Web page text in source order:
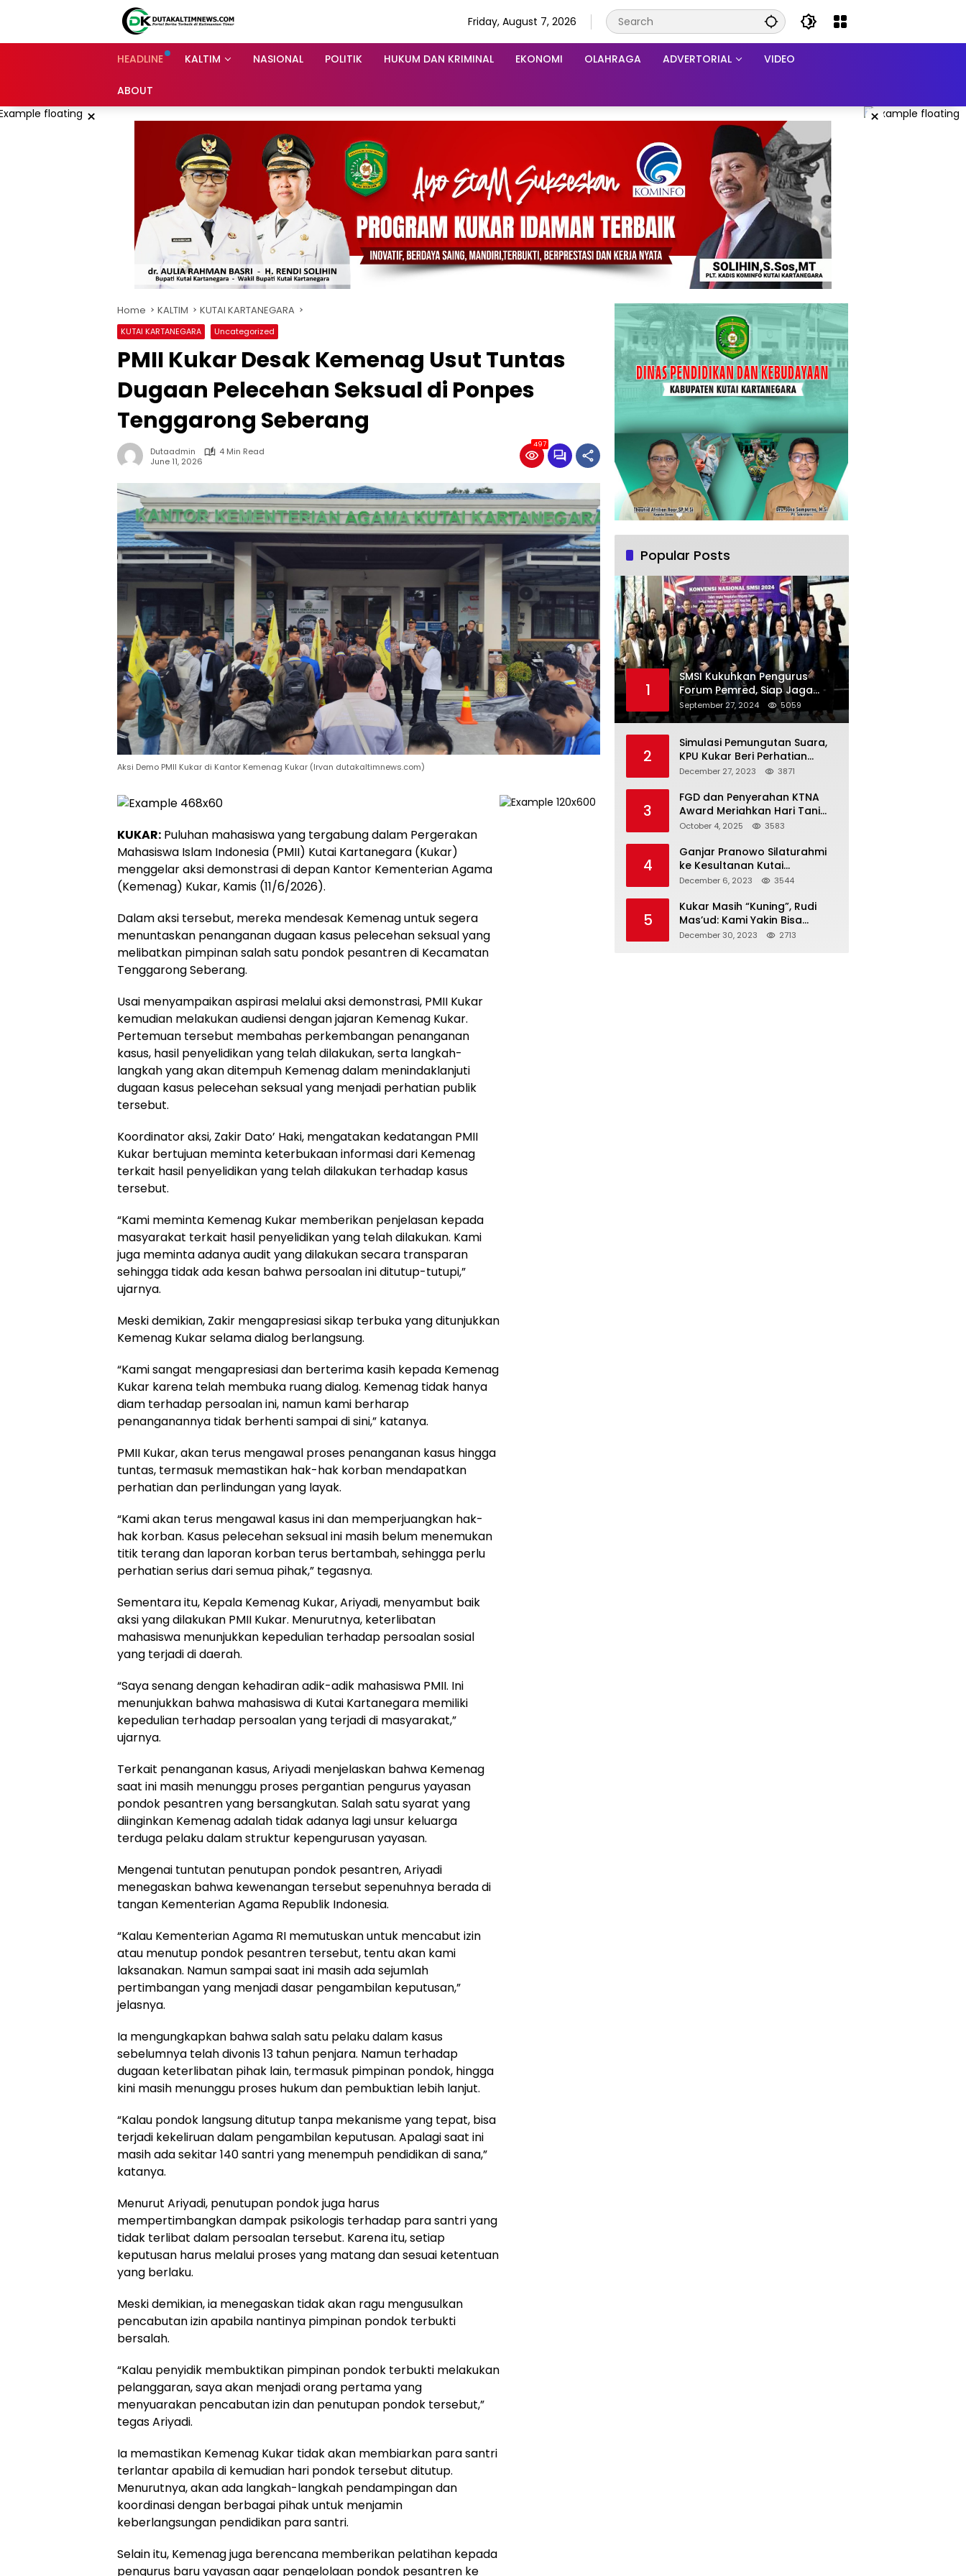
Friday, August 7, 2026
HEADLINE KALTIM NASIONAL POLITIK HUKUM DAN KRIMINAL EKONOMI OLAHRAGA ADVERTORIAL VIDEO
ABOUT
× ×
Home KALTIM KUTAI KARTANEGARA
KUTAI KARTANEGARA Uncategorized
PMII Kukar Desak Kemenag Usut Tuntas
Dugaan Pelecehan Seksual di Ponpes
Tenggarong Seberang
Dutaadmin
4 Min Read
June 11, 2026
497
Aksi Demo PMII Kukar di Kantor Kemenag Kukar (Irvan dutakaltimnews.com)
KUKAR: Puluhan mahasiswa yang tergabung dalam Pergerakan
Mahasiswa Islam Indonesia (PMII) Kutai Kartanegara (Kukar)
menggelar aksi demonstrasi di depan Kantor Kementerian Agama
(Kemenag) Kukar, Kamis (11/6/2026).
Dalam aksi tersebut, mereka mendesak Kemenag untuk segera
menuntaskan penanganan dugaan kasus pelecehan seksual yang
melibatkan pimpinan salah satu pondok pesantren di Kecamatan
Tenggarong Seberang.
Usai menyampaikan aspirasi melalui aksi demonstrasi, PMII Kukar
kemudian melakukan audiensi dengan jajaran Kemenag Kukar.
Pertemuan tersebut membahas perkembangan penanganan
kasus, hasil penyelidikan yang telah dilakukan, serta langkah-
langkah yang akan ditempuh Kemenag dalam menindaklanjuti
dugaan kasus pelecehan seksual yang menjadi perhatian publik
tersebut.
Koordinator aksi, Zakir Dato’ Haki, mengatakan kedatangan PMII
Kukar bertujuan meminta keterbukaan informasi dari Kemenag
terkait hasil penyelidikan yang telah dilakukan terhadap kasus
tersebut.
“Kami meminta Kemenag Kukar memberikan penjelasan kepada
masyarakat terkait hasil penyelidikan yang telah dilakukan. Kami
juga meminta adanya audit yang dilakukan secara transparan
sehingga tidak ada kesan bahwa persoalan ini ditutup-tutupi,”
ujarnya.
Meski demikian, Zakir mengapresiasi sikap terbuka yang ditunjukkan
Kemenag Kukar selama dialog berlangsung.
“Kami sangat mengapresiasi dan berterima kasih kepada Kemenag
Kukar karena telah membuka ruang dialog. Kemenag tidak hanya
diam terhadap persoalan ini, namun kami berharap
penanganannya tidak berhenti sampai di sini,” katanya.
PMII Kukar, akan terus mengawal proses penanganan kasus hingga
tuntas, termasuk memastikan hak-hak korban mendapatkan
perhatian dan perlindungan yang layak.
“Kami akan terus mengawal kasus ini dan memperjuangkan hak-
hak korban. Kasus pelecehan seksual ini masih belum menemukan
titik terang dan laporan korban terus bertambah, sehingga perlu
perhatian serius dari semua pihak,” tegasnya.
Sementara itu, Kepala Kemenag Kukar, Ariyadi, menyambut baik
aksi yang dilakukan PMII Kukar. Menurutnya, keterlibatan
mahasiswa menunjukkan kepedulian terhadap persoalan sosial
yang terjadi di daerah.
“Saya senang dengan kehadiran adik-adik mahasiswa PMII. Ini
menunjukkan bahwa mahasiswa di Kutai Kartanegara memiliki
kepedulian terhadap persoalan yang terjadi di masyarakat,”
ujarnya.
Terkait penanganan kasus, Ariyadi menjelaskan bahwa Kemenag
saat ini masih menunggu proses pergantian pengurus yayasan
pondok pesantren yang bersangkutan. Salah satu syarat yang
diinginkan Kemenag adalah tidak adanya lagi unsur keluarga
terduga pelaku dalam struktur kepengurusan yayasan.
Mengenai tuntutan penutupan pondok pesantren, Ariyadi
menegaskan bahwa kewenangan tersebut sepenuhnya berada di
tangan Kementerian Agama Republik Indonesia.
“Kalau Kementerian Agama RI memutuskan untuk mencabut izin
atau menutup pondok pesantren tersebut, tentu akan kami
laksanakan. Namun sampai saat ini masih ada sejumlah
pertimbangan yang menjadi dasar pengambilan keputusan,”
jelasnya.
Ia mengungkapkan bahwa salah satu pelaku dalam kasus
sebelumnya telah divonis 13 tahun penjara. Namun terhadap
dugaan keterlibatan pihak lain, termasuk pimpinan pondok, hingga
kini masih menunggu proses hukum dan pembuktian lebih lanjut.
“Kalau pondok langsung ditutup tanpa mekanisme yang tepat, bisa
terjadi kekeliruan dalam pengambilan keputusan. Apalagi saat ini
masih ada sekitar 140 santri yang menempuh pendidikan di sana,”
katanya.
Menurut Ariyadi, penutupan pondok juga harus
mempertimbangkan dampak psikologis terhadap para santri yang
tidak terlibat dalam persoalan tersebut. Karena itu, setiap
keputusan harus melalui proses yang matang dan sesuai ketentuan
yang berlaku.
Meski demikian, ia menegaskan tidak akan ragu mengusulkan
pencabutan izin apabila nantinya pimpinan pondok terbukti
bersalah.
“Kalau penyidik membuktikan pimpinan pondok terbukti melakukan
pelanggaran, saya akan menjadi orang pertama yang
menyuarakan pencabutan izin dan penutupan pondok tersebut,”
tegas Ariyadi.
Ia memastikan Kemenag Kukar tidak akan membiarkan para santri
terlantar apabila di kemudian hari pondok tersebut ditutup.
Menurutnya, akan ada langkah-langkah pendampingan dan
koordinasi dengan berbagai pihak untuk menjamin
keberlangsungan pendidikan para santri.
Selain itu, Kemenag juga berencana memberikan pelatihan kepada
pengurus baru yayasan agar pengelolaan pondok pesantren ke
Popular Posts
1
SMSI Kukuhkan Pengurus
Forum Pemred, Siap Jaga
Kualitas Media Daring di
Indonesia
September 27, 2024 5059
2
Simulasi Pemungutan Suara,
KPU Kukar Beri Perhatian
Penyandang Disabilitas
December 27, 2023 3871
3
FGD dan Penyerahan KTNA
Award Meriahkan Hari Tani
Nasional di Kukar
October 4, 2025 3583
4
Ganjar Pranowo Silaturahmi
ke Kesultanan Kutai
Kartanegara
December 6, 2023 3544
5
Kukar Masih “Kuning”, Rudi
Mas’ud: Kami Yakin Bisa
Menang di Pemilu 2024
December 30, 2023 2713